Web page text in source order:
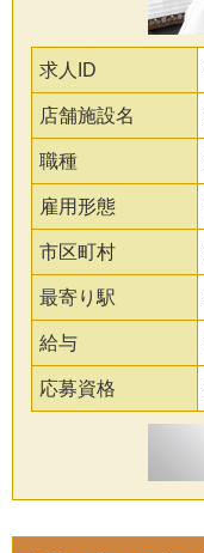
求人ID
店舗施設名
職種
雇用形態
市区町村
最寄り駅
給与
応募資格